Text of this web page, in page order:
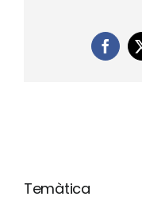
Temàtica